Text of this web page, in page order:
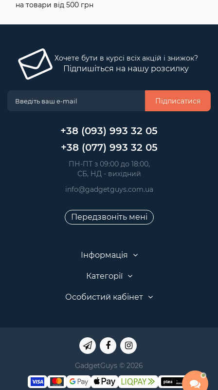
на товари від 500 грн
Хочете бути в курсі всіх акцій і знижок?
Підпишіться на нашу розсилку
Підписатися
+38 (093) 993 32 05
+38 (077) 993 32 05
ПН-ПТ з 09:00 до 18:00,
СБ, НД - вихідний
info@gadgetguys.com.ua
Передзвоніть мені
Інформація
Категорії
Особистий кабінет
GadgetGuys © 2026